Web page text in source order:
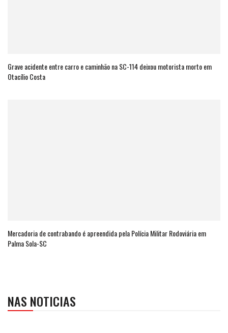
Grave acidente entre carro e caminhão na SC-114 deixou motorista morto em
Otacílio Costa
Mercadoria de contrabando é apreendida pela Polícia Militar Rodoviária em
Palma Sola-SC
NAS NOTICIAS